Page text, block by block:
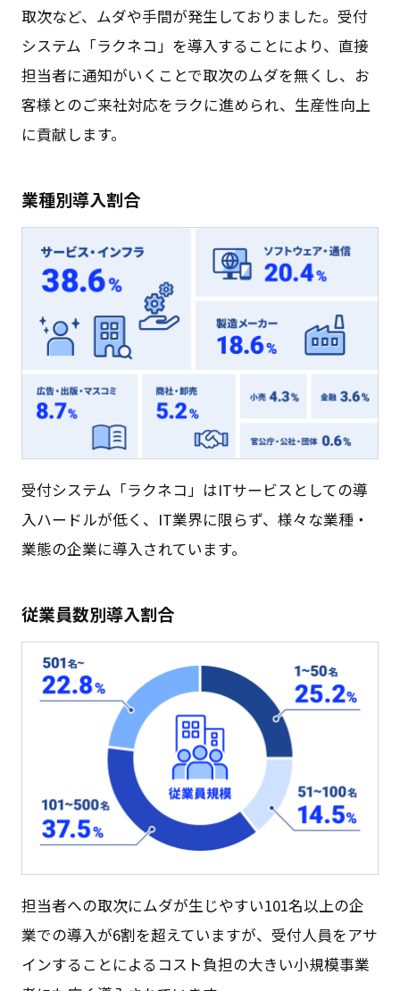
取次など、ムダや手間が発生しておりました。受付
システム「ラクネコ」を導入することにより、直接
担当者に通知がいくことで取次のムダを無くし、お
客様とのご来社対応をラクに進められ、生産性向上
に貢献します。
業種別導入割合
受付システム「ラクネコ」はITサービスとしての導
入ハードルが低く、IT業界に限らず、様々な業種・
業態の企業に導入されています。
従業員数別導入割合
担当者への取次にムダが生じやすい101名以上の企
業での導入が6割を超えていますが、受付人員をアサ
インすることによるコスト負担の大きい小規模事業